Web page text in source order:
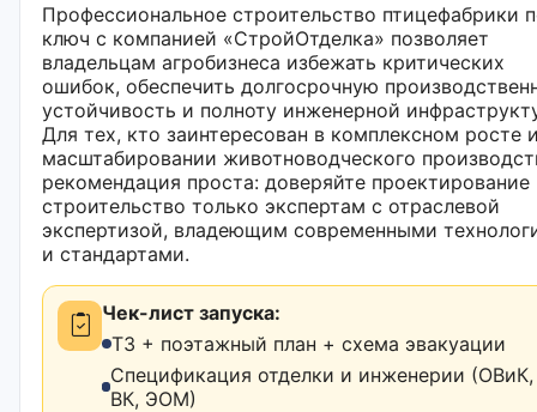
Профессиональное строительство птицефабрики
ключ с компанией «СтройОтделка» позволяет
владельцам агробизнеса избежать критических
ошибок, обеспечить долгосрочную
устойчивость и полноту инженерной
Для тех, кто заинтересован в комплексном росте
масштабировании животноводческого
рекомендация проста: доверяйте проектирование
строительство только экспертам с отраслевой
экспертизой, владеющим современными
и стандартами.
Чек-лист запуска:
ТЗ + поэтажный план + схема эвакуации
Спецификация отделки и инженерии (ОВиК,
ВК, ЭОМ)